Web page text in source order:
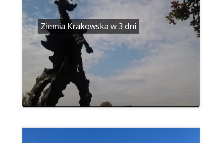
Ziemia Krakowska w 3 dni